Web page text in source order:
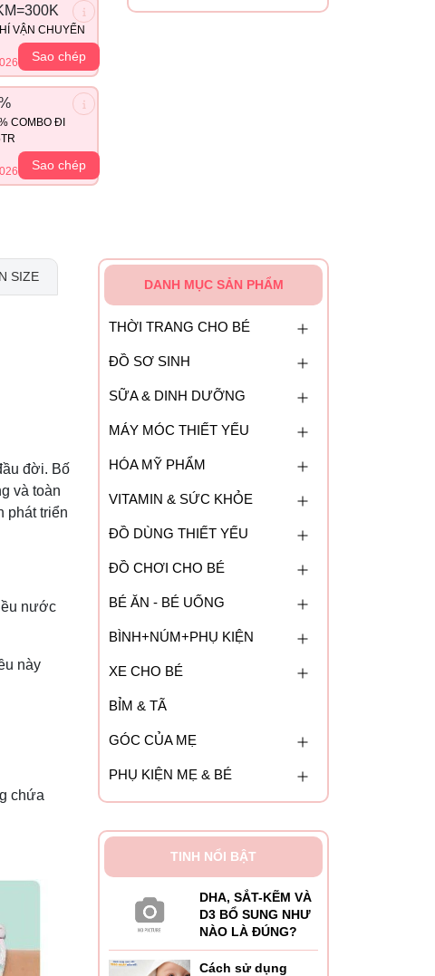
VẬN CHUYỂN
Sao chép
COMBO ĐI
Sao chép
SIZE
đời. Bố
và toàn
phát triển
nước
này
chứa
DANH MỤC SẢN PHẨM
THỜI TRANG CHO BÉ
ĐỒ SƠ SINH
SỮA & DINH DƯỠNG
MÁY MÓC THIẾT YẾU
HÓA MỸ PHẨM
VITAMIN & SỨC KHỎE
ĐỒ DÙNG THIẾT YẾU
ĐỒ CHƠI CHO BÉ
BÉ ĂN - BÉ UỐNG
BÌNH+NÚM+PHỤ KIỆN
XE CHO BÉ
BỈM & TÃ
GÓC CỦA MẸ
PHỤ KIỆN MẸ & BÉ
TINH NỔI BẬT
DHA, SẮT-KẼM VÀ
D3 BỔ SUNG NHƯ
NÀO LÀ ĐÚNG?
Cách sử dụng